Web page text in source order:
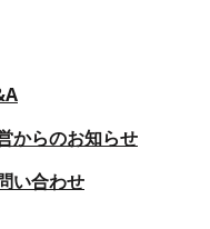
からのお知らせ
い合わせ